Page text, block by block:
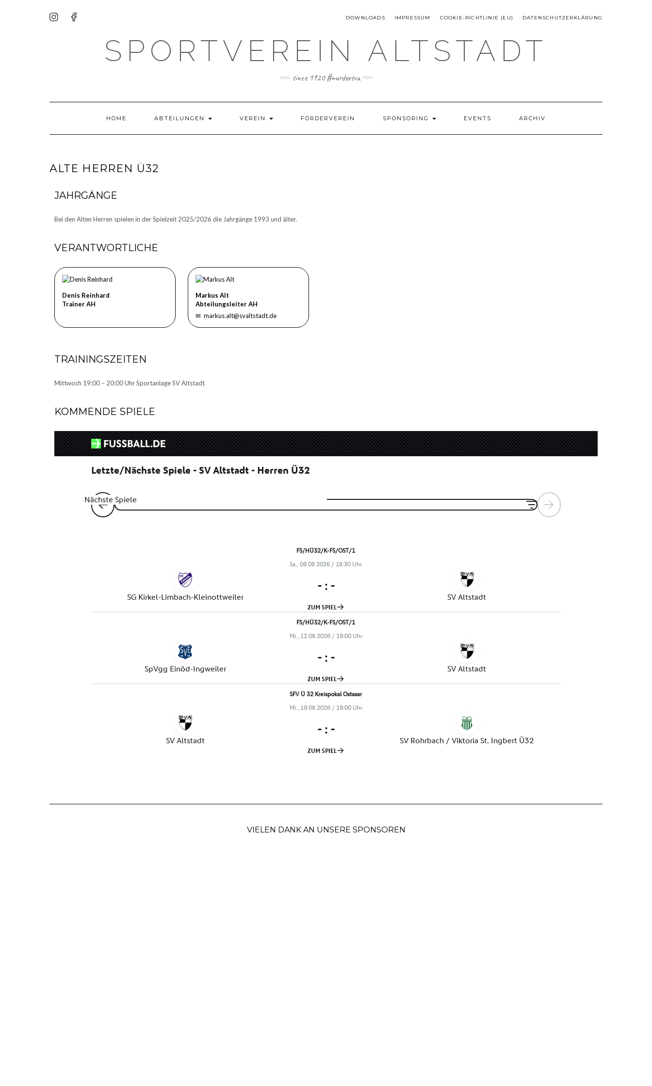
DOWNLOADS IMPRESSUM COOKIE-RICHTLINIE (EU) DATENSCHUTZERKLÄRUNG
SPORTVEREIN ALTSTADT
since 1920 #nurdersva
HOME ABTEILUNGEN VEREIN FÖRDERVEREIN SPONSORING EVENTS ARCHIV
ALTE HERREN Ü32
JAHRGÄNGE
Bei den Alten Herren spielen in der Spielzeit 2025/2026 die Jahrgänge 1993 und älter.
VERANTWORTLICHE
Denis Reinhard
Trainer AH
Markus Alt
Abteilungsleiter AH
✉ markus.alt@svaltstadt.de
TRAININGSZEITEN
Mittwoch 19:00 – 20:00 Uhr Sportanlage SV Altstadt
KOMMENDE SPIELE
VIELEN DANK AN UNSERE SPONSOREN